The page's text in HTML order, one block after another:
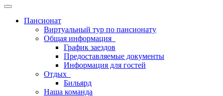
Пансионат
Виртуальный тур по пансионату
Общая информация
График заездов
Предоставляемые документы
Информация для гостей
Отдых
Бильярд
Наша команда